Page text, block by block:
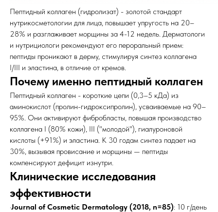
Пептидный коллаген (гидролизат) - золотой стандарт
нутрикосметологии для лица, повышает упругость на 20–
28% и разглаживает морщины за 4-12 недель. Дерматологи
и нутрициологи рекомендуют его пероральный прием:
пептиды проникают в дерму, стимулируя синтез коллагена
I/III и эластина, в отличие от кремов.
Почему именно пептидный коллаген
Пептидный коллаген - короткие цепи (0,3–5 кДа) из
аминокислот (пролин-гидроксипролин), усваиваемые на 90–
95%. Они активируют фибробласты, повышая производство
коллагена I (80% кожи), III ("молодой"), гиалуроновой
кислоты (+91%) и эластина. К 30 годам синтез падает на
30%, вызывая провисание и морщины — пептиды
компенсируют дефицит изнутри.
Клинические исследования
эффективности
·Journal of Cosmetic Dermatology (2018, n=85): 10 г/день